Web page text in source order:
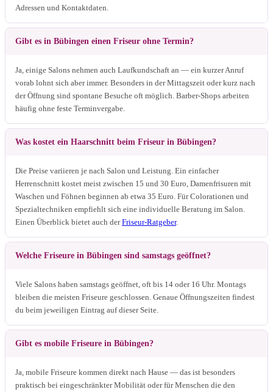
Adressen und Kontaktdaten.
Gibt es in Bübingen einen Friseur ohne Termin?
Ja, einige Salons nehmen auch Laufkundschaft an — ein kurzer Anruf
vorab lohnt sich aber immer. Besonders in der Mittagszeit oder kurz nach
der Öffnung sind spontane Besuche oft möglich. Barber-Shops arbeiten
häufig ohne feste Terminvergabe.
Was kostet ein Haarschnitt beim Friseur in Bübingen?
Die Preise variieren je nach Salon und Leistung. Ein einfacher
Herrenschnitt kostet meist zwischen 15 und 30 Euro, Damenfrisuren mit
Waschen und Föhnen beginnen ab etwa 35 Euro. Für Colorationen und
Spezialtechniken empfiehlt sich eine individuelle Beratung im Salon.
Einen Überblick bietet auch derFriseur-Ratgeber.
Welche Friseure in Bübingen sind samstags geöffnet?
Viele Salons haben samstags geöffnet, oft bis 14 oder 16 Uhr. Montags
bleiben die meisten Friseure geschlossen. Genaue Öffnungszeiten findest
du beim jeweiligen Eintrag auf dieser Seite.
Gibt es mobile Friseure in Bübingen?
Ja, mobile Friseure kommen direkt nach Hause — das ist besonders
praktisch bei eingeschränkter Mobilität oder für Menschen die den